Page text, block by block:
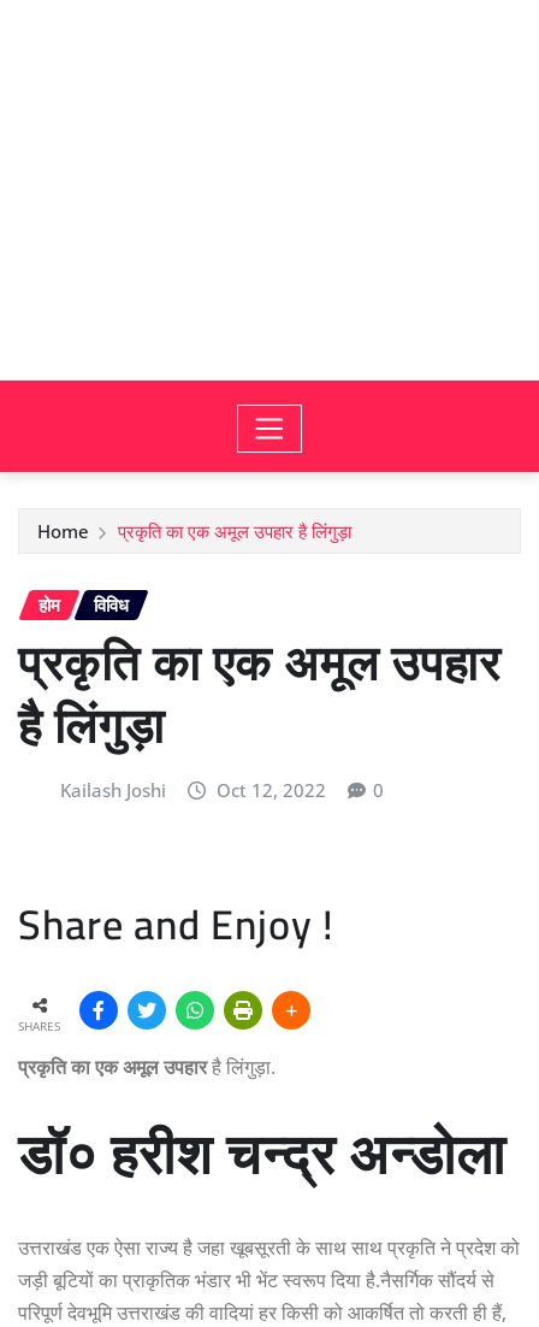
Home प्रकृति का एक अमूल उपहार है लिंगुड़ा
होम विविध
प्रकृति का एक अमूल उपहार
है लिंगुड़ा
Kailash Joshi Oct 12, 2022 0
Share and Enjoy !
SHARES
प्रकृतिकाएकअमूलउपहारहै लिंगुड़ा.
डॉ० हरीश चन्द्र अन्डोला
उत्तराखंड एक ऐसा राज्य है जहा खूबसूरती के साथ साथ प्रकृति ने प्रदेश को
जड़ी बूटियों का प्राकृतिक भंडार भी भेंट स्वरूप दिया है.नैसर्गिकसौंदर्यसे
परिपूर्णदेवभूमिउत्तराखंडकीवादियांहरकिसीकोआकर्षिततोकरतीहीहैं,